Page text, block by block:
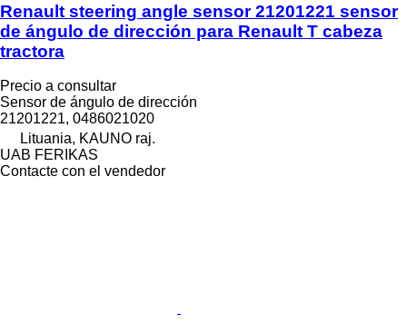
Renault steering angle sensor 21201221 sensor
de ángulo de dirección para Renault T cabeza
tractora
Precio a consultar
Sensor de ángulo de dirección
21201221, 0486021020
Lituania, KAUNO raj.
UAB FERIKAS
Contacte con el vendedor